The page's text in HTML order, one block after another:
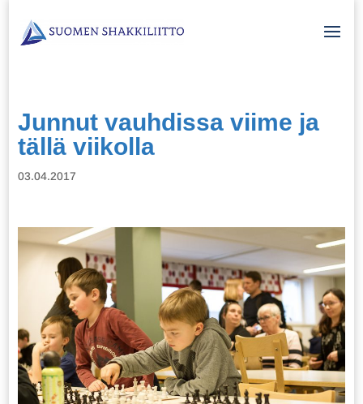
Junnut vauhdissa viime ja
tällä viikolla
03.04.2017